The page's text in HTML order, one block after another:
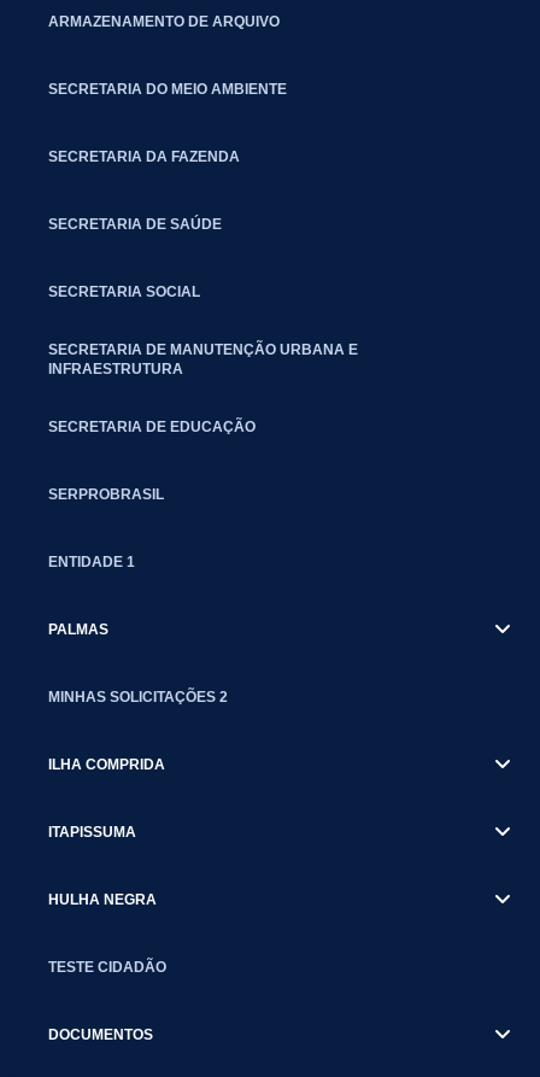
ARMAZENAMENTO DE ARQUIVO
SECRETARIA DO MEIO AMBIENTE
SECRETARIA DA FAZENDA
SECRETARIA DE SAÚDE
SECRETARIA SOCIAL
SECRETARIA DE MANUTENÇÃO URBANA E
INFRAESTRUTURA
SECRETARIA DE EDUCAÇÃO
SERPROBRASIL
ENTIDADE 1
PALMAS
MINHAS SOLICITAÇÕES 2
ILHA COMPRIDA
ITAPISSUMA
HULHA NEGRA
TESTE CIDADÃO
DOCUMENTOS